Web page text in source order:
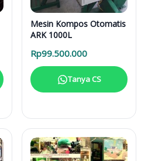
Mesin Kompos Otomatis
ARK 1000L
Rp99.500.000
Tanya CS